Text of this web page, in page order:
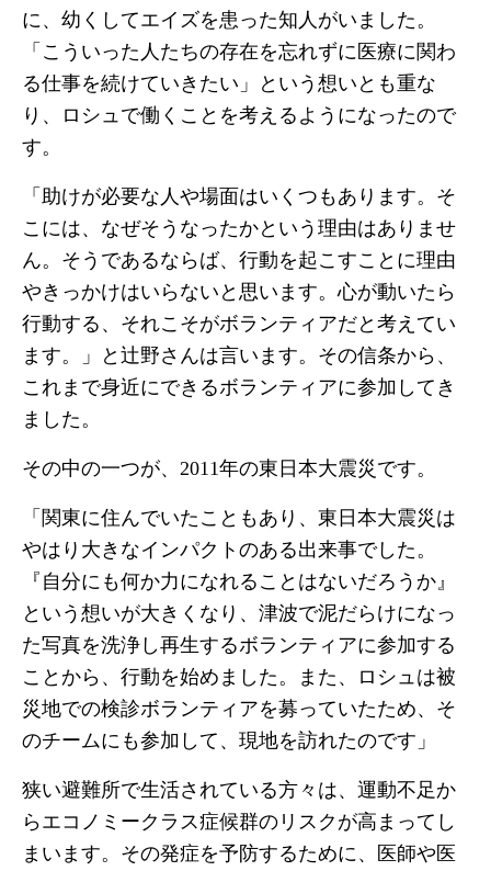
に、幼くしてエイズを患った知人がいました。
「こういった人たちの存在を忘れずに医療に関わ
る仕事を続けていきたい」という想いとも重な
り、ロシュで働くことを考えるようになったので
す。
「助けが必要な人や場面はいくつもあります。そ
こには、なぜそうなったかという理由はありませ
ん。そうであるならば、行動を起こすことに理由
やきっかけはいらないと思います。心が動いたら
行動する、それこそがボランティアだと考えてい
ます。」と辻野さんは言います。その信条から、
これまで身近にできるボランティアに参加してき
ました。
その中の一つが、2011年の東日本大震災です。
「関東に住んでいたこともあり、東日本大震災は
やはり大きなインパクトのある出来事でした。
『自分にも何か力になれることはないだろうか』
という想いが大きくなり、津波で泥だらけになっ
た写真を洗浄し再生するボランティアに参加する
ことから、行動を始めました。また、ロシュは被
災地での検診ボランティアを募っていたため、そ
のチームにも参加して、現地を訪れたのです」
狭い避難所で生活されている方々は、運動不足か
らエコノミークラス症候群のリスクが高まってし
まいます。その発症を予防するために、医師や医